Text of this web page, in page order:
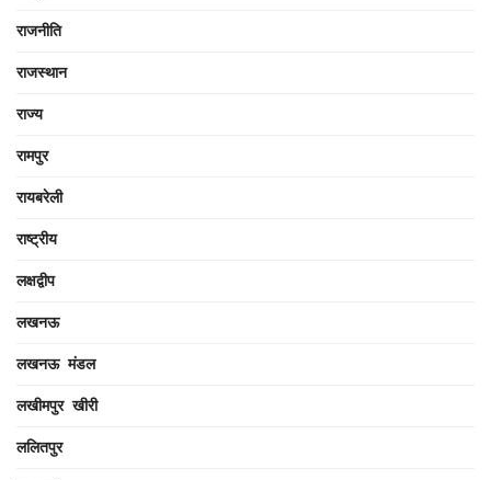
राजनीति
राजस्थान
राज्य
रामपुर
रायबरेली
राष्ट्रीय
लक्षद्वीप
लखनऊ
लखनऊ मंडल
लखीमपुर खीरी
ललितपुर